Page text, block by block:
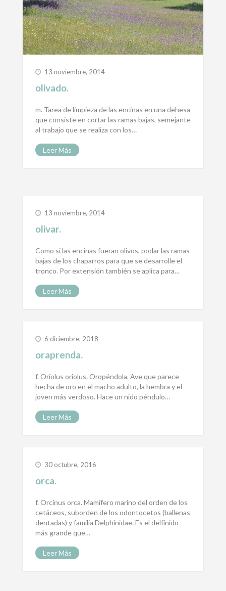
13 noviembre, 2014
olivado.
m. Tarea de limpieza de las encinas en una dehesa
que consiste en cortar las ramas bajas, semejante
al trabajo que se realiza con los…
Leer Más
13 noviembre, 2014
olivar.
Como si las encinas fueran olivos, podar las ramas
bajas de los chaparros para que se desarrolle el
tronco. Por extensión también se aplica para…
Leer Más
6 diciembre, 2018
oraprenda.
f. Oriolus oriolus. Oropéndola. Ave que parece
hecha de oro en el macho adulto, la hembra y el
joven más verdoso. Hace un nido péndulo…
Leer Más
30 octubre, 2016
orca.
f. Orcinus orca. Mamífero marino del orden de los
cetáceos, suborden de los odontocetos (ballenas
dentadas) y familia Delphinidae. Es el delfínido
más grande que…
Leer Más